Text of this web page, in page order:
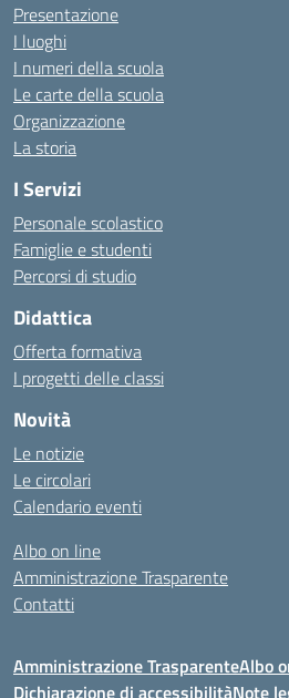
Presentazione
I luoghi
I numeri della scuola
Le carte della scuola
Organizzazione
La storia
I Servizi
Personale scolastico
Famiglie e studenti
Percorsi di studio
Didattica
Offerta formativa
I progetti delle classi
Novità
Le notizie
Le circolari
Calendario eventi
Albo on line
Amministrazione Trasparente
Contatti
Amministrazione TrasparenteAlbo
Dichiarazione di accessibilitàNote